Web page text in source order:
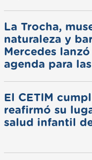
La Trocha,
naturaleza y
Mercedes
agenda para
El CETIM
reafirmó su
salud infantil